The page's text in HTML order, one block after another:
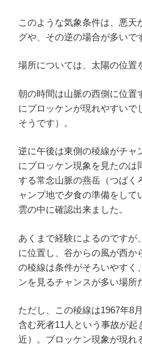
このような気象条件は、悪天
グや、その逆の場合が多いで
場所については、太陽の位置
朝の時間は山脈の西側に位置
にブロッケンが現れやすいで
そうです）。
逆に午後は東側の稜線がチャ
にブロッケン現象を見たのは
する常念山脈の燕岳（つばく
ャンプ地で夕食の準備をして
雲の中に確認出来ました。
あくまで経験によるのですが
に位置し、谷からの風が西か
の稜線は条件がそろいやすく
ンを見るチャンスが多い場所
ただし、この稜線は1967年8
含む死者11人という事故が起
近）。ブロッケン現象が現れ